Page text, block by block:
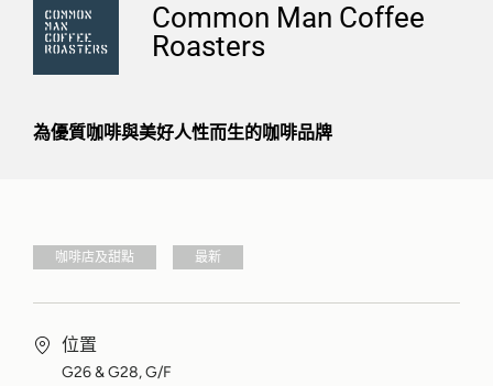
Common Man Coffee
Roasters
為優質咖啡與美好人性而生的咖啡品牌
咖啡店及甜點 最新
位置
G26 & G28, G/F